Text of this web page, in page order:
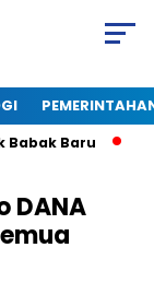
Baru
DANA